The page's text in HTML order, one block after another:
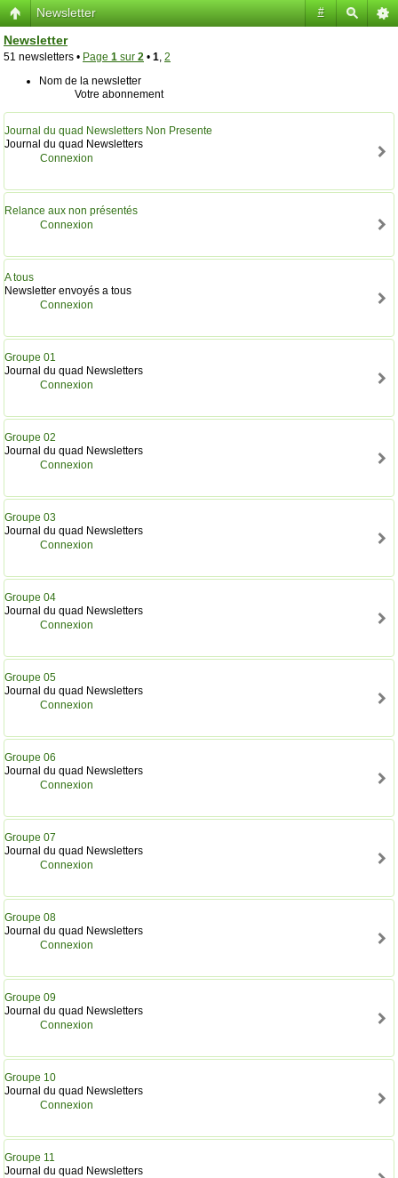
#
Newsletter
Newsletter
51 newsletters • Page 1 sur 2 • 1, 2
Nom de la newsletter
Votre abonnement
Journal du quad Newsletters Non Presente
Journal du quad Newsletters
Connexion
Relance aux non présentés
Connexion
A tous
Newsletter envoyés a tous
Connexion
Groupe 01
Journal du quad Newsletters
Connexion
Groupe 02
Journal du quad Newsletters
Connexion
Groupe 03
Journal du quad Newsletters
Connexion
Groupe 04
Journal du quad Newsletters
Connexion
Groupe 05
Journal du quad Newsletters
Connexion
Groupe 06
Journal du quad Newsletters
Connexion
Groupe 07
Journal du quad Newsletters
Connexion
Groupe 08
Journal du quad Newsletters
Connexion
Groupe 09
Journal du quad Newsletters
Connexion
Groupe 10
Journal du quad Newsletters
Connexion
Groupe 11
Journal du quad Newsletters